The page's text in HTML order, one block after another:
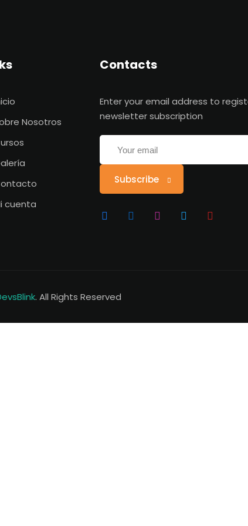
Nosotros
cuenta
Contacts
Enter your email address to
newsletter subscription
Subscribe
. All Rights Reserved